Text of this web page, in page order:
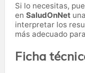
Si lo necesitas,
en SaludOnNet
interpretar los
más adecuado
Ficha